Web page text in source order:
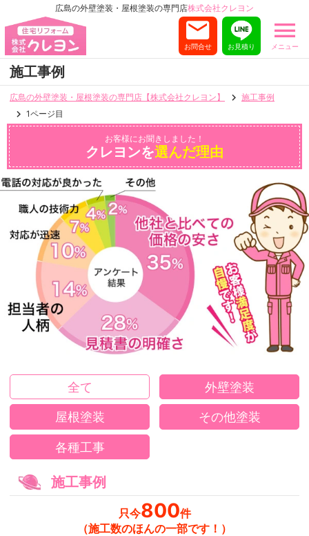
広島の外壁塗装・屋根塗装の専門店株式会社クレヨン
メニュー
お見積り
お問合せ
施工事例
広島の外壁塗装・屋根塗装の専門店【株式会社クレヨン】
施工事例
1ページ目
お客様にお聞きしました！
クレヨンを選んだ理由
全て 外壁塗装
屋根塗装 その他塗装
各種工事
施工事例
只今800件
（施工数のほんの一部です！）